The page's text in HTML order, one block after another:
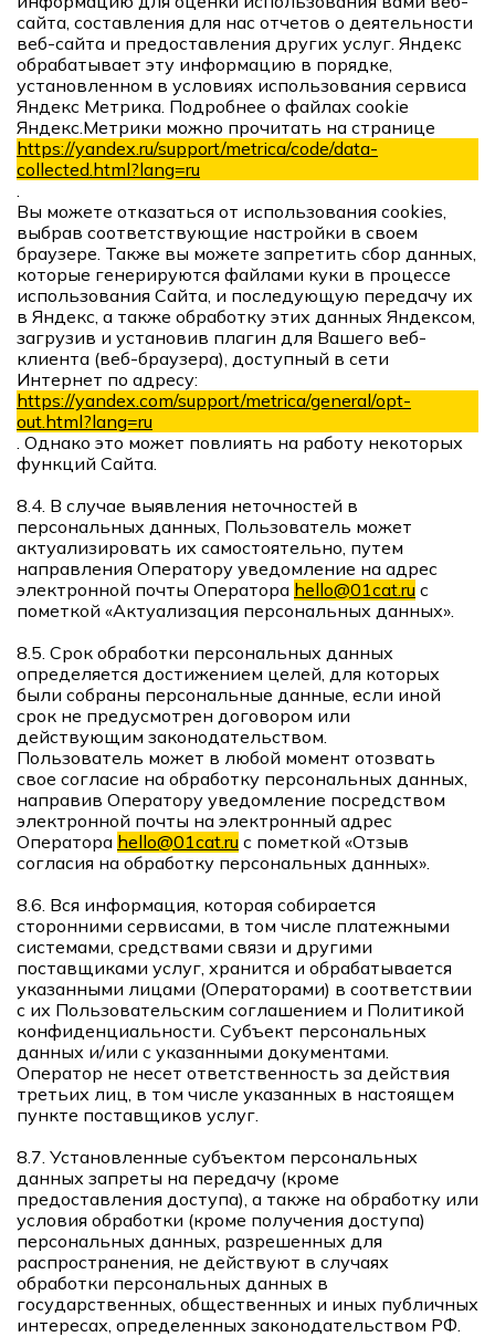
сайта, составления для нас отчетов о деятельности
веб-сайта и предоставления других услуг. Яндекс
обрабатывает эту информацию в порядке,
установленном в условиях использования сервиса
Яндекс Метрика. Подробнее о файлах cookie
Яндекс.Метрики можно прочитать на странице
https://yandex.ru/support/metrica/code/data-
collected.html?lang=ru
.
Вы можете отказаться от использования cookies,
выбрав соответствующие настройки в своем
браузере. Также вы можете запретить сбор данных,
которые генерируются файлами куки в процессе
использования Сайта, и последующую передачу их
в Яндекс, а также обработку этих данных Яндексом,
загрузив и установив плагин для Вашего веб-
клиента (веб-браузера), доступный в сети
Интернет по адресу:
https://yandex.com/support/metrica/general/opt-
out.html?lang=ru
. Однако это может повлиять на работу некоторых
функций Сайта.
8.4. В случае выявления неточностей в
персональных данных, Пользователь может
актуализировать их самостоятельно, путем
направления Оператору уведомление на адрес
электронной почты Оператора hello@01cat.ru с
пометкой «Актуализация персональных данных».
8.5. Срок обработки персональных данных
определяется достижением целей, для которых
были собраны персональные данные, если иной
срок не предусмотрен договором или
действующим законодательством.
Пользователь может в любой момент отозвать
свое согласие на обработку персональных данных,
направив Оператору уведомление посредством
электронной почты на электронный адрес
Оператора hello@01cat.ru с пометкой «Отзыв
согласия на обработку персональных данных».
8.6. Вся информация, которая собирается
сторонними сервисами, в том числе платежными
системами, средствами связи и другими
поставщиками услуг, хранится и обрабатывается
указанными лицами (Операторами) в соответствии
с их Пользовательским соглашением и Политикой
конфиденциальности. Субъект персональных
данных и/или с указанными документами.
Оператор не несет ответственность за действия
третьих лиц, в том числе указанных в настоящем
пункте поставщиков услуг.
8.7. Установленные субъектом персональных
данных запреты на передачу (кроме
предоставления доступа), а также на обработку или
условия обработки (кроме получения доступа)
персональных данных, разрешенных для
распространения, не действуют в случаях
обработки персональных данных в
государственных, общественных и иных публичных
интересах, определенных законодательством РФ.